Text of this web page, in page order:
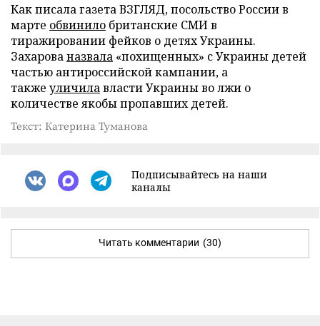
Как писала газета ВЗГЛЯД, посольство России в
марте обвинило британские СМИ в
тиражировании фейков о детях Украины.
Захарованазвала «похищенных» с Украины детей
частью антироссийской кампании, а
также уличилавласти Украины во лжи о
количестве якобы пропавших детей.
Текст: Катерина Туманова
Подписывайтесь на наши
каналы
Читать комментарии (30)